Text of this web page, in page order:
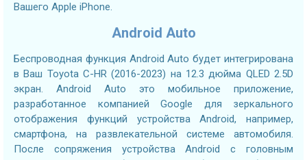
Вашего Apple iPhone.
Android Auto
Беспроводная функция Android Auto будет интегрирована
в Ваш Toyota C-HR (2016-2023) на 12.3 дюйма QLED 2.5D
экран. Android Auto это мобильное приложение,
разработанное компанией Google для зеркального
отображения функций устройства Android, например,
смартфона, на развлекательной системе автомобиля.
После сопряжения устройства Android с головным